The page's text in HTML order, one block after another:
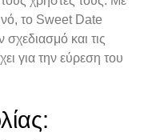
το Sweet Date
σχεδιασμό και τις
για την εύρεση του